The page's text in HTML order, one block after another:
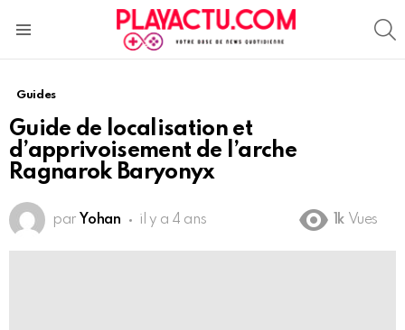
Guides
Guide de localisation et
d’apprivoisement de l’arche
Ragnarok Baryonyx
par Yohan il y a 4 ans 1k Vues